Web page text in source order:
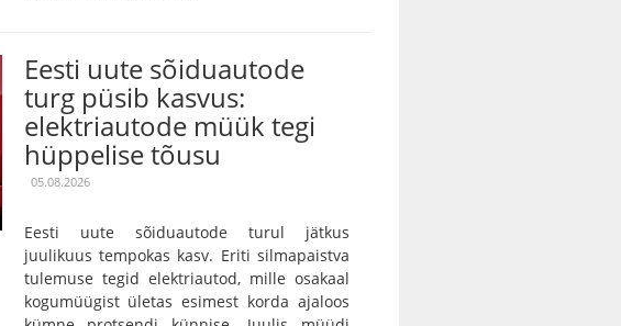
Eesti uute sõiduautode
turg püsib kasvus:
elektriautode müük tegi
hüppelise tõusu
05.08.2026
Eesti uute sõiduautode turul jätkus
juulikuus tempokas kasv. Eriti silmapaistva
tulemuse tegid elektriautod, mille osakaal
kogumüügist ületas esimest korda ajaloos